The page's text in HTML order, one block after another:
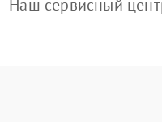
Наш сервисный